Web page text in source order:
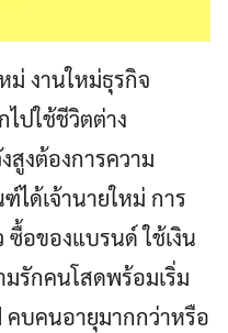
ม่ งานใหม่ธุรกิจ
ปใช้ชีวิตต่าง
สูงต้องการความ
ได้เจ้านายใหม่ การ
ซื้อของแบรนด์ ใช้เงิน
รักคนโสดพร้อมเริ่ม
บคนอายุมากกว่าหรือ